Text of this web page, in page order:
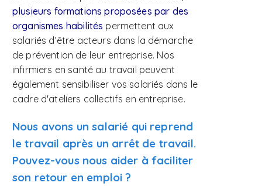
plusieurs formations proposées par des
organismes habilités permettent aux
salariés d’être acteurs dans la démarche
de prévention de leur entreprise. Nos
infirmiers en santé au travail peuvent
également sensibiliser vos salariés dans le
cadre d'ateliers collectifs en entreprise.
Nous avons un salarié qui reprend
le travail après un arrêt de travail.
Pouvez-vous nous aider à faciliter
son retour en emploi ?